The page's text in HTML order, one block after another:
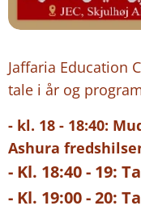
Jaffaria Education
tale i år og
- kl. 18 - 18:40:
Ashura
- Kl. 18:40 - 19:
- Kl. 19:00 - 20: